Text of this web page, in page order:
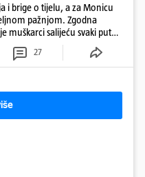
i brige o tijelu, a za Monicu
pažnjom. Zgodna
muškarci salijeću svaki put
27